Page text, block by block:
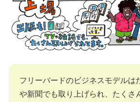
フリーバードのビジネスモデルは
や新聞でも取り上げられ、たくさ